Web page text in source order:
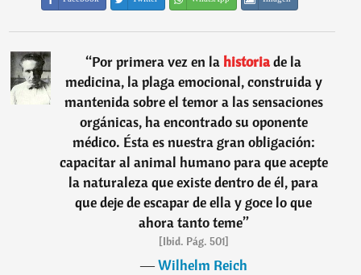
“Por primera vez en la historiade la
medicina, la plaga emocional, construida y
mantenida sobre el temor a las sensaciones
orgánicas, ha encontrado su oponente
médico. Ésta es nuestra gran obligación:
capacitar al animal humano para que acepte
la naturaleza que existe dentro de él, para
que deje de escapar de ella y goce lo que
ahora tanto teme”
[Ibid. Pág. 501]
―Wilhelm Reich